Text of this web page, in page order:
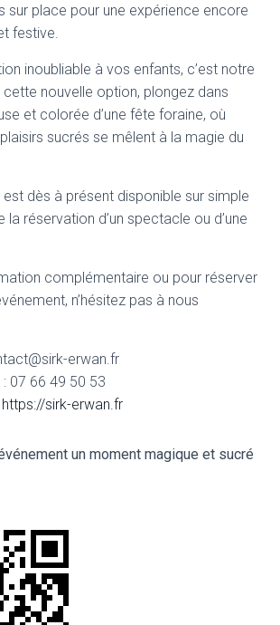
sur place pour une expérience encore
festive.
inoubliable à vos enfants, c’est notre
nouvelle option, plongez dans
et colorée d’une fête foraine, où
sucrés se mêlent à la magie du
dès à présent disponible sur simple
la réservation d’un spectacle ou d’une
complémentaire ou pour réserver
n’hésitez pas à nous
erwan.fr
: 07 66 49 50 53
https://sirk-erwan.fr
un moment magique et sucré